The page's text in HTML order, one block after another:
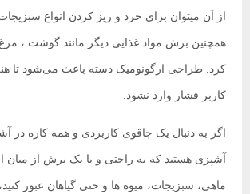
از آن میتوان برای خرد و ریز کردن انواع
همچنین برش مواد غذایی دیگر مانند گوشت ،
کرد. طراحی ارگونومیک دسته باعث می‌شود تا
کاربر فشار وارد نشود.
اگر به دنبال یک چاقوی کاربردی و همه کاره در
آشپزی هستید که به راحتی و با یک برش از میان
ماهی، سبزیجات، میوه ها و حتی گیاهان عبور